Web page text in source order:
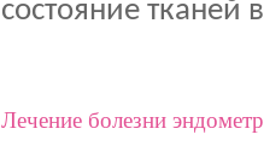
состояние тканей
Лечение болезни